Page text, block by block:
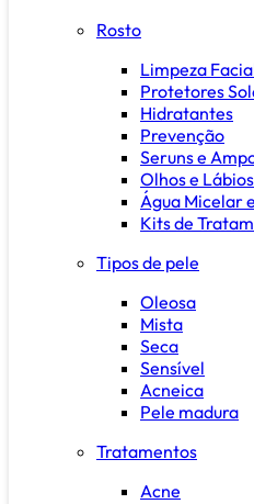
Rosto
Limpeza
Protetores
Hidratantes
Prevenção
Seruns e
Olhos e Lábios
Água Micelar
Kits de
Tipos de pele
Oleosa
Mista
Seca
Sensível
Acneica
Pele madura
Tratamentos
Acne